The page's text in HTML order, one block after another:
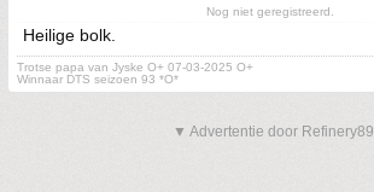
Nog niet geregistreerd.
Heilige bolk.
Trotse papa van Jyske O+ 07-03-2025 O+
Winnaar DTS seizoen 93 *O*
▼ Advertentie door Refinery89